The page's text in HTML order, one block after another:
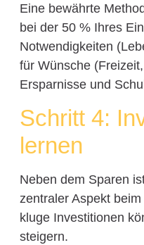
Eine bewährte
bei der 50 % Ihres
Notwendigkeiten
für Wünsche
Ersparnisse und
Schritt 4:
lernen
Neben dem Sparen
zentraler Aspekt
kluge Investitionen
steigern.